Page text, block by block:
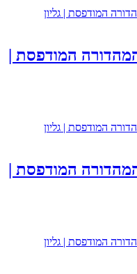
המודפסת |
המודפסת |